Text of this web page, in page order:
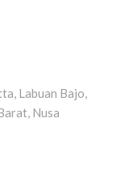
Labuan Bajo,
Nusa